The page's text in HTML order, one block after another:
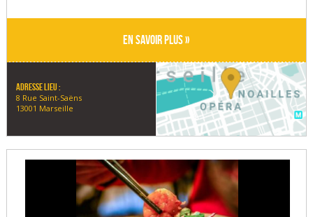
En savoir plus »
Adresse lieu :
8 Rue Saint-Saëns
13001 Marseille